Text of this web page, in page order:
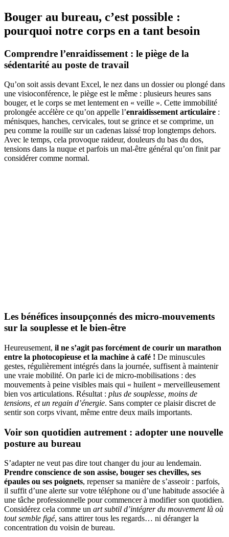
Bouger au bureau, c’est possible :
pourquoi notre corps en a tant besoin
Comprendre l’enraidissement : le piège de la
sédentarité au poste de travail
Qu’on soit assis devant Excel, le nez dans un dossier ou plongé dans
une visioconférence, le piège est le même : plusieurs heures sans
bouger, et le corps se met lentement en « veille ». Cette immobilité
prolongée accélère ce qu’on appelle l’enraidissement articulaire :
ménisques, hanches, cervicales, tout se grince et se comprime, un
peu comme la rouille sur un cadenas laissé trop longtemps dehors.
Avec le temps, cela provoque raideur, douleurs du bas du dos,
tensions dans la nuque et parfois un mal-être général qu’on finit par
considérer comme normal.
Les bénéfices insoupçonnés des micro-mouvements
sur la souplesse et le bien-être
Heureusement, il ne s’agit pas forcément de courir un marathon
entre la photocopieuse et la machine à café ! De minuscules
gestes, régulièrement intégrés dans la journée, suffisent à maintenir
une vraie mobilité. On parle ici de micro-mobilisations : des
mouvements à peine visibles mais qui « huilent » merveilleusement
bien vos articulations. Résultat : plus de souplesse, moins de
tensions, et un regain d’énergie. Sans compter ce plaisir discret de
sentir son corps vivant, même entre deux mails importants.
Voir son quotidien autrement : adopter une nouvelle
posture au bureau
S’adapter ne veut pas dire tout changer du jour au lendemain.
Prendre conscience de son assise, bouger ses chevilles, ses
épaules ou ses poignets, repenser sa manière de s’asseoir : parfois,
il suffit d’une alerte sur votre téléphone ou d’une habitude associée à
une tâche professionnelle pour commencer à modifier son quotidien.
Considérez cela comme un art subtil d’intégrer du mouvement là où
tout semble figé, sans attirer tous les regards… ni déranger la
concentration du voisin de bureau.